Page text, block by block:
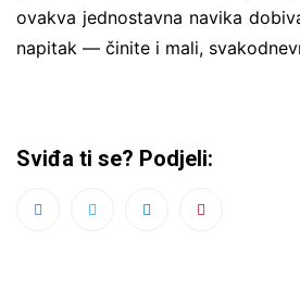
ovakva jednostavna navika
napitak — činite i mali,
Sviđa ti se? Podjeli: